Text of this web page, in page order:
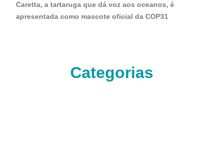
Caretta, a tartaruga que dá voz aos oceanos, é
apresentada como mascote oficial da COP31
Categorias